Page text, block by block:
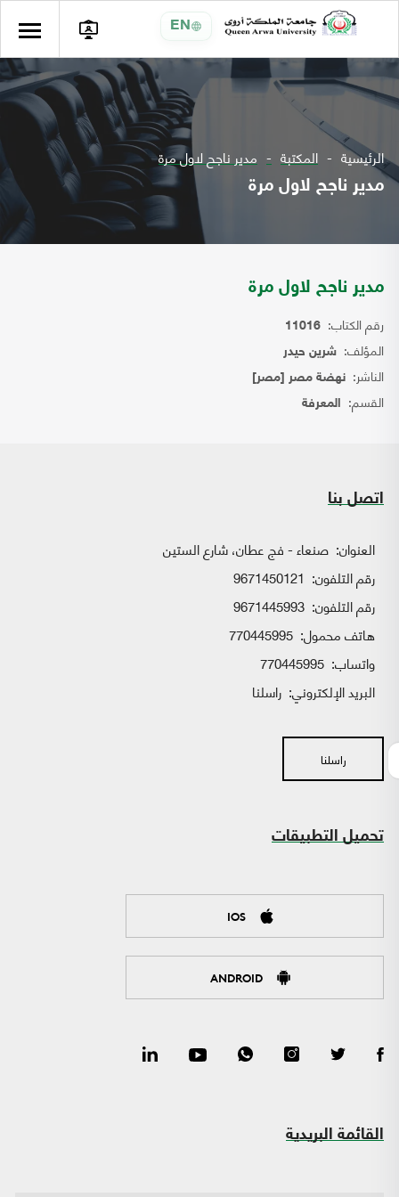
EN
الرئيسية المكتبة مدير ناجح لاول مرة
مدير ناجح لاول مرة
مدير ناجح لاول مرة
رقم الكتاب: 11016
المؤلف: شرين حيدر
الناشر: نهضة مصر [مصر]
القسم: المعرفة
اتصل بنا
العنوان: صنعاء - فج عطان، شارع الستين
رقم التلفون: 9671450121
رقم التلفون: 9671445993
هاتف محمول: 770445995
واتساب:
البريد الإلكتروني: راسلنا
راسلنا
تحميل التطبيقات
IOS
ANDROID
القائمة البريدية